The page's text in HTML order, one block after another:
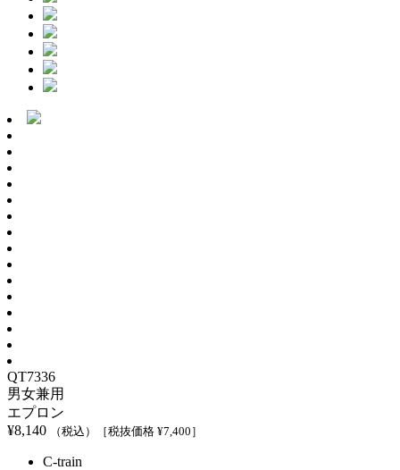
QT7336
男女兼用
エプロン
¥8,140 （税込） ［税抜価格 ¥7,400 ］
C-train